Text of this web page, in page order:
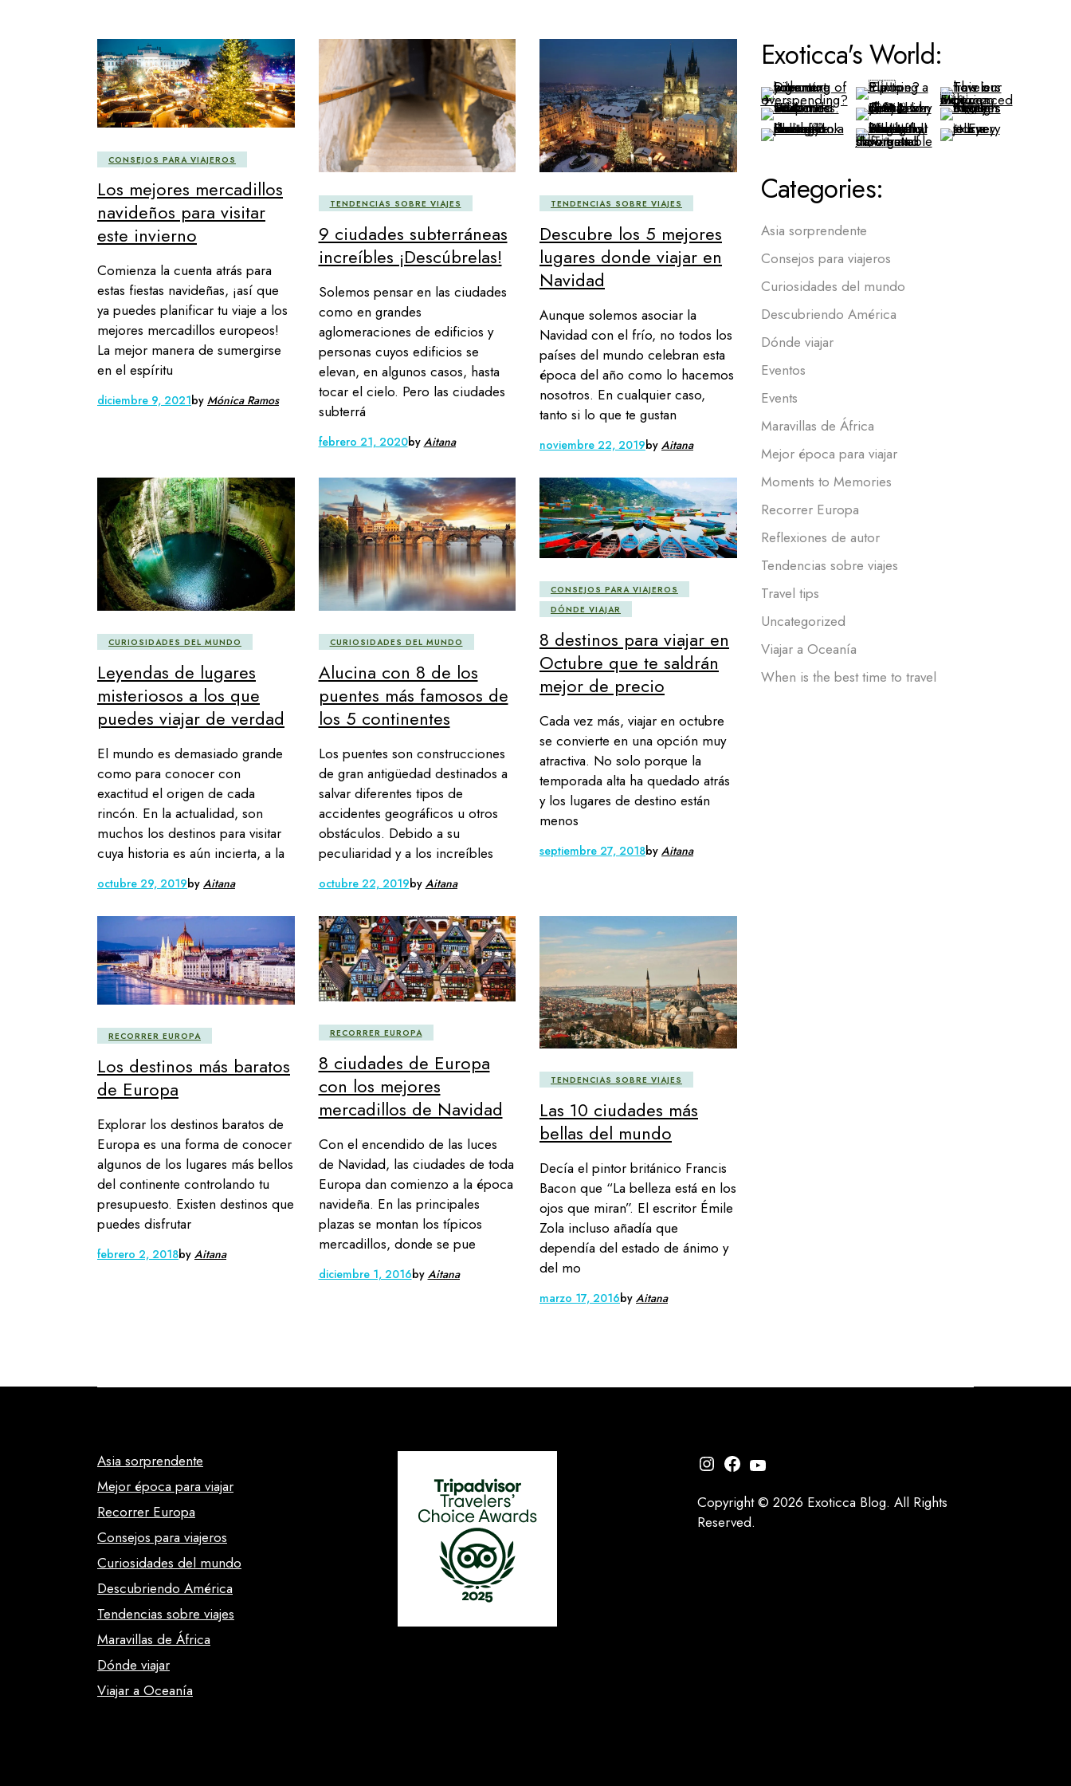
CONSEJOS PARA VIAJEROS
Los mejores mercadillos
navideños para visitar
este invierno
Comienza la cuenta atrás para
estas fiestas navideñas, ¡así que
ya puedes planificar tu viaje a los
mejores mercadillos europeos!
La mejor manera de sumergirse
en el espíritu
diciembre 9, 2021by Mónica Ramos
TENDENCIAS SOBRE VIAJES
9 ciudades subterráneas
increíbles ¡Descúbrelas!
Solemos pensar en las ciudades
como en grandes
aglomeraciones de edificios y
personas cuyos edificios se
elevan, en algunos casos, hasta
tocar el cielo. Pero las ciudades
subterrá
febrero 21, 2020by Aitana
TENDENCIAS SOBRE VIAJES
Descubre los 5 mejores
lugares donde viajar en
Navidad
Aunque solemos asociar la
Navidad con el frío, no todos los
países del mundo celebran esta
época del año como lo hacemos
nosotros. En cualquier caso,
tanto si lo que te gustan
noviembre 22, 2019by Aitana
CURIOSIDADES DEL MUNDO
Leyendas de lugares
misteriosos a los que
puedes viajar de verdad
El mundo es demasiado grande
como para conocer con
exactitud el origen de cada
rincón. En la actualidad, son
muchos los destinos para visitar
cuya historia es aún incierta, a la
octubre 29, 2019by Aitana
CURIOSIDADES DEL MUNDO
Alucina con 8 de los
puentes más famosos de
los 5 continentes
Los puentes son construcciones
de gran antigüedad destinados a
salvar diferentes tipos de
accidentes geográficos u otros
obstáculos. Debido a su
peculiaridad y a los increíbles
octubre 22, 2019by Aitana
CONSEJOS PARA VIAJEROS
DÓNDE VIAJAR
8 destinos para viajar en
Octubre que te saldrán
mejor de precio
Cada vez más, viajar en octubre
se convierte en una opción muy
atractiva. No solo porque la
temporada alta ha quedado atrás
y los lugares de destino están
menos
septiembre 27, 2018by Aitana
RECORRER EUROPA
Los destinos más baratos
de Europa
Explorar los destinos baratos de
Europa es una forma de conocer
algunos de los lugares más bellos
del continente controlando tu
presupuesto. Existen destinos que
puedes disfrutar
febrero 2, 2018by Aitana
RECORRER EUROPA
8 ciudades de Europa
con los mejores
mercadillos de Navidad
Con el encendido de las luces
de Navidad, las ciudades de toda
Europa dan comienzo a la época
navideña. En las principales
plazas se montan los típicos
mercadillos, donde se pue
diciembre 1, 2016by Aitana
TENDENCIAS SOBRE VIAJES
Las 10 ciudades más
bellas del mundo
Decía el pintor británico Francis
Bacon que “La belleza está en los
ojos que miran”. El escritor Émile
Zola incluso añadía que
dependía del estado de ánimo y
del mo
marzo 17, 2016by Aitana
Exoticca's World:
Categories:
Asia sorprendente
Consejos para viajeros
Curiosidades del mundo
Descubriendo América
Dónde viajar
Eventos
Events
Maravillas de África
Mejor época para viajar
Moments to Memories
Recorrer Europa
Reflexiones de autor
Tendencias sobre viajes
Travel tips
Uncategorized
Viajar a Oceanía
When is the best time to travel
Asia sorprendente
Mejor época para viajar
Recorrer Europa
Consejos para viajeros
Curiosidades del mundo
Descubriendo América
Tendencias sobre viajes
Maravillas de África
Dónde viajar
Viajar a Oceanía
Instagram
Facebook
YouTube
Copyright © 2026 Exoticca Blog. All Rights
Reserved.